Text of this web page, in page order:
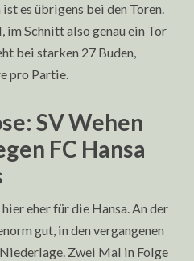
es übrigens bei den Toren.
Schnitt also genau ein Tor
bei starken 27 Buden,
pro Partie.
SV Wehen
FC Hansa
eher für die Hansa. An der
gut, in den vergangenen
Zwei Mal in Folge